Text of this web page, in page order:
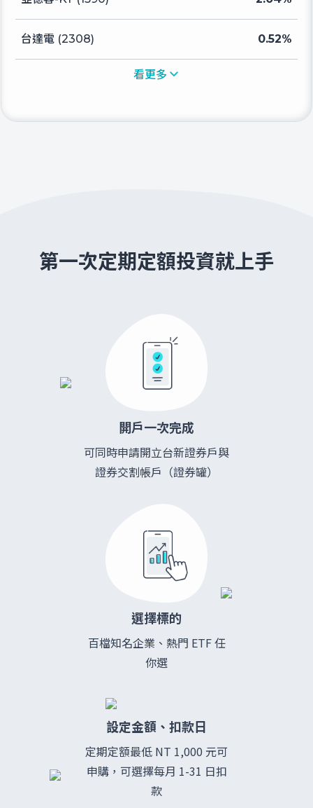
台達電 (2308) 0.52%
看更多
第一次定期定額投資就上手
開戶一次完成
可同時申請開立台新證券戶與
證券交割帳戶（證券罐）
選擇標的
百檔知名企業、熱門 ETF 任
你選
設定金額、扣款日
定期定額最低 NT 1,000 元可
申購，可選擇每月 1-31 日扣
款